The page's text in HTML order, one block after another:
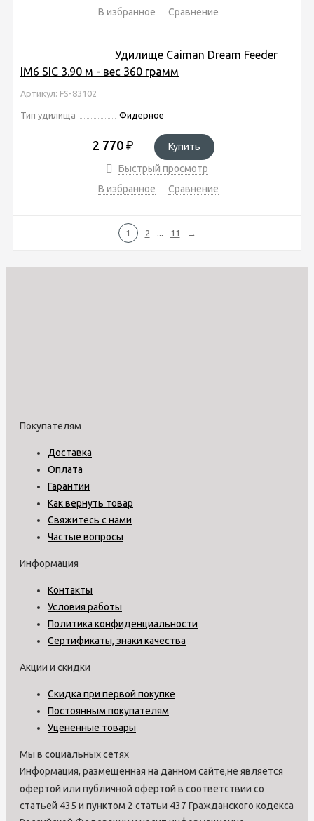
В избранное
Сравнение
Удилище Caiman Dream Feeder
IM6 SIC 3.90 м - вес 360 грамм
Артикул: FS-83102
Тип удилища Фидерное
2 770 ₽
Купить
Быстрый просмотр
В избранное
Сравнение
1 2 ... 11 →
Покупателям
Доставка
Оплата
Гарантии
Как вернуть товар
Свяжитесь с нами
Частые вопросы
Информация
Контакты
Условия работы
Политика конфиденциальности
Сертификаты, знаки качества
Акции и скидки
Скидка при первой покупке
Постоянным покупателям
Уцененные товары
Мы в социальных сетях
Информация, размещенная на данном сайте,не является
офертой или публичной офертой в соответствии со
статьей 435 и пунктом 2 статьи 437 Гражданского кодекса